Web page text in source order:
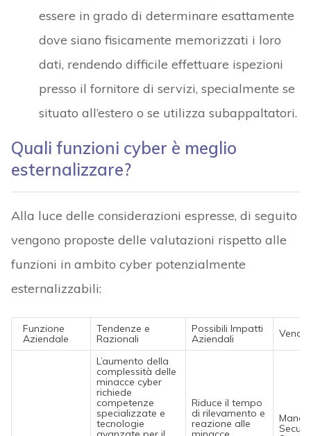
essere in grado di determinare esattamente
dove siano fisicamente memorizzati i loro
dati, rendendo difficile effettuare ispezioni
presso il fornitore di servizi, specialmente se
situato all’estero o se utilizza subappaltatori.
Quali funzioni cyber è meglio
esternalizzare?
Alla luce delle considerazioni espresse, di seguito
vengono proposte delle valutazioni rispetto alle
funzioni in ambito cyber potenzialmente
esternalizzabili:
Funzione
Aziendale
Tendenze e
Razionali
Possibili Impatti
Aziendali
L’aumento della
complessità delle
minacce cyber
richiede
competenze
specializzate e
tecnologie
Riduce il tempo
di rilevamento e
reazione alle